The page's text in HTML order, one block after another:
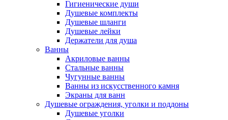
Гигиенические души
Душевые комплекты
Душевые шланги
Душевые лейки
Держатели для душа
Ванны
Акриловые ванны
Стальные ванны
Чугунные ванны
Ванны из искусственного камня
Экраны для ванн
Душевые ограждения, уголки и поддоны
Душевые уголки